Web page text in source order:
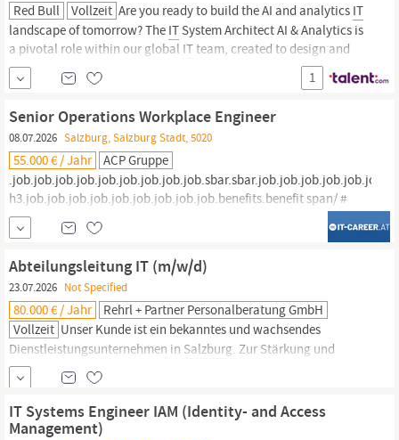
Red Bull Vollzeit Are you ready to build the AI and analytics IT
landscape of tomorrow? The IT System Architect AI & Analytics is
a pivotal role within our global ITteam, created to design and
architect cutting-edge AI and data engineering solutions across
team sports — including clubs like EHC Red Bull München — and
1
Senior Operations Workplace Engineer
08.07.2026 Salzburg, Salzburg Stadt, 5020
55.000 € / Jahr
ACP Gruppe
h3.job.job.job.job.job.job.job.job.job.benefits.benefit span/ #
sourceMappingURL=cleanJobPosting.css.map / Senior
Operations Workplace Engineer
m, w, d 38.5h/Woche > €
IT -Provider...
Abteilungsleitung IT (m/w/d)
23.07.2026 Not Specified
80.000 € / Jahr
Rehrl + Partner Personalberatung GmbH
Vollzeit Unser Kunde ist ein bekanntes und wachsendes
Dienstleistungsunternehmen in Salzburg. Zur Stärkung und
Erweiterung derIT
Position Abteilungsleitung
Abteilung in den Bereichen Infrastruktur & Applikationen
Führung...
IT Systems Engineer IAM (Identity- and Access
Management)